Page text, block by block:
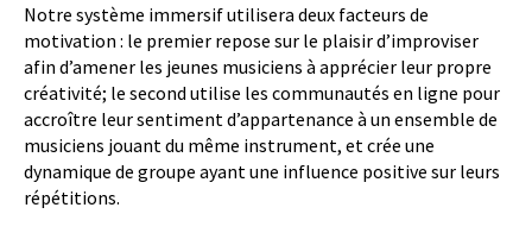
Notre système immersif utilisera deux facteurs de
motivation : le premier repose sur le plaisir d’improviser
afin d’amener les jeunes musiciens à apprécier leur propre
créativité; le second utilise les communautés en ligne pour
accroître leur sentiment d’appartenance à un ensemble de
musiciens jouant du même instrument, et crée une
dynamique de groupe ayant une influence positive sur leurs
répétitions.